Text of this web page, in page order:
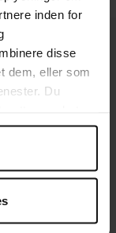
inden for
disse
dem, eller som
Du